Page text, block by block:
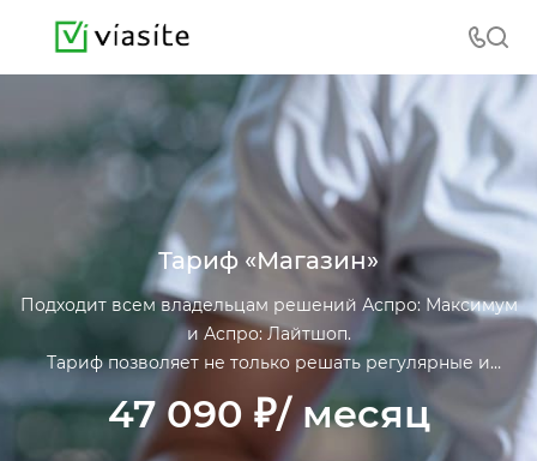
Тариф «Магазин»
Подходит всем владельцам решений Аспро: Максимум
и Аспро: Лайтшоп.
Тариф позволяет не только решать регулярные и
типовые задачи, связанные с сайтом, но и при помощи
узких специалистов нашей компании решать задачи,
связанные с регулярной публикацией новых
47 090 ₽/ месяц